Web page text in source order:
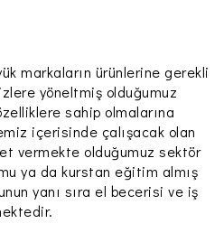
markaların ürünlerine gerekli
yöneltmiş olduğumuz
sahip olmalarına
içerisinde çalışacak olan
vermekte olduğumuz sektör
ya da kurstan eğitim almış
yanı sıra el becerisi ve iş